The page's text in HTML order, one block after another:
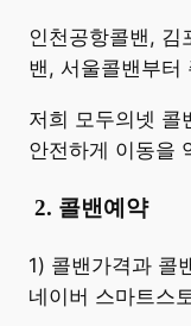
인천공항콜밴, 김
밴, 서울콜밴부터
저희 모두의넷 콜
안전하게 이동을
2. 콜밴예약
1) 콜밴가격과 콜
네이버 스마트스